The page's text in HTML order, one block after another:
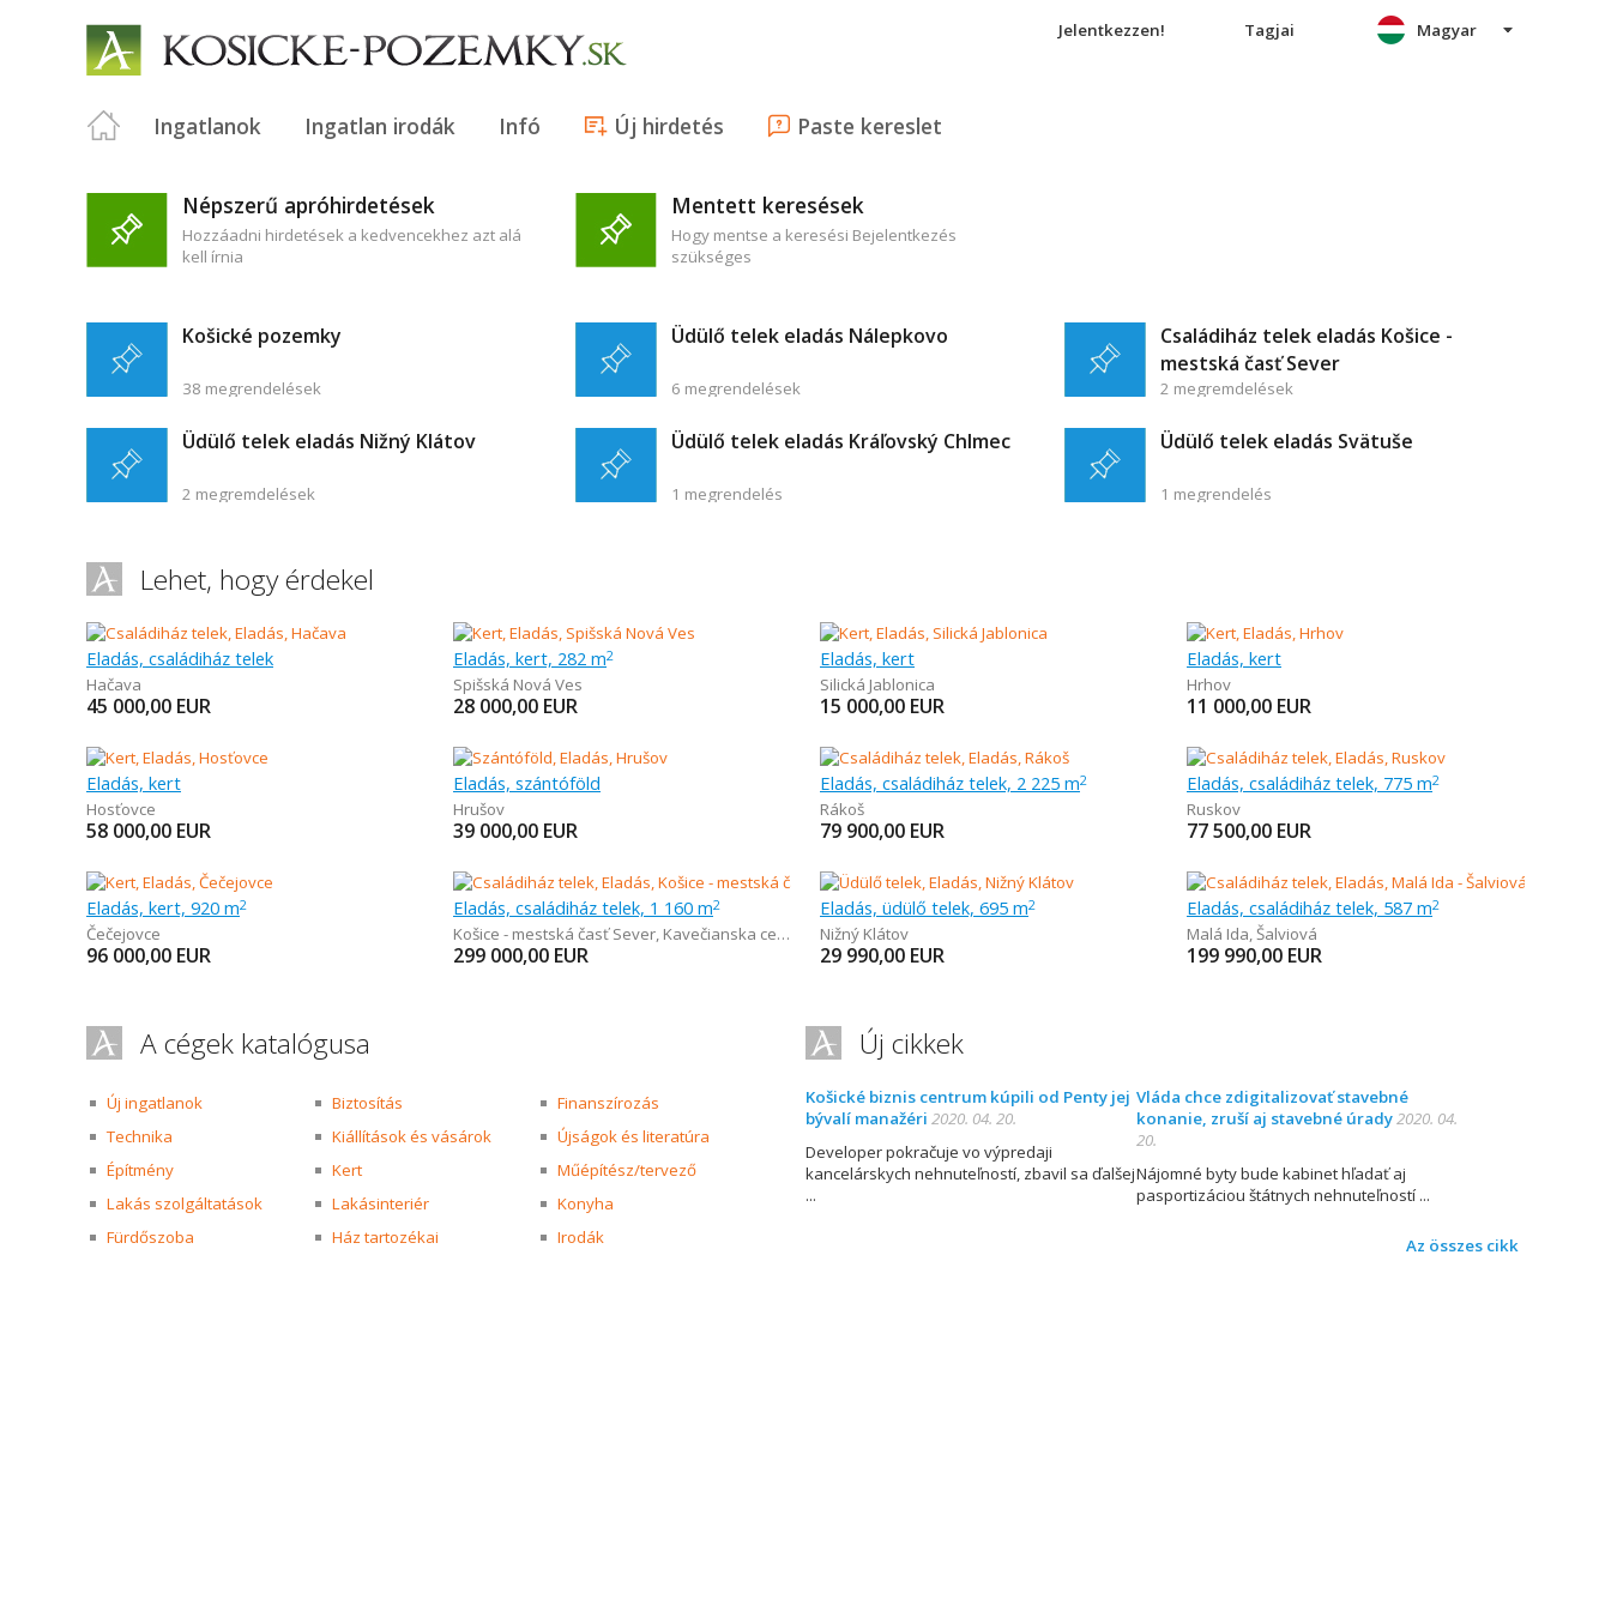
Jelentkezzen! Tagjai
Ingatlanok Ingatlan irodák Infó Új hirdetés Paste kereslet
Magyar
Népszerű apróhirdetések
Hozzáadni hirdetések a kedvencekhez azt alá
kell írnia
Mentett keresések
Hogy mentse a keresési Bejelentkezés
szükséges
Košické pozemky
38 megrendelések
Üdülő telek eladás Nálepkovo
6 megrendelések
Családiház telek eladás Košice -
mestská časť Sever
2 megremdelések
Üdülő telek eladás Nižný Klátov
2 megremdelések
Üdülő telek eladás Kráľovský Chlmec
1 megrendelés
Üdülő telek eladás Svätuše
1 megrendelés
Lehet, hogy érdekel
Eladás, családiház telek
Hačava
45 000,00 EUR
Eladás, kert, 282 m2
Spišská Nová Ves
28 000,00 EUR
Eladás, kert
Silická Jablonica
15 000,00 EUR
Eladás, kert
Hrhov
11 000,00 EUR
Eladás, kert
Hosťovce
58 000,00 EUR
Eladás, szántóföld
Hrušov
39 000,00 EUR
Eladás, családiház telek, 2 225 m2
Rákoš
79 900,00 EUR
Eladás, családiház telek, 775 m2
Ruskov
77 500,00 EUR
Eladás, kert, 920 m2
Čečejovce
96 000,00 EUR
Eladás, családiház telek, 1 160 m2
Košice - mestská časť Sever, Kavečianska cesta
299 000,00 EUR
Eladás, üdülő telek, 695 m2
Nižný Klátov
29 990,00 EUR
Eladás, családiház telek, 587 m2
Malá Ida,Šalviová
199 990,00 EUR
A cégek katalógusa
Új ingatlanok Biztosítás
Finanszírozás
Technika
Kiállítások és vásárok
Újságok és literatúra
Építmény
Kert
Műépítész/tervező
Lakás szolgáltatások
Lakásinteriér
Konyha
Fürdőszoba
Ház tartozékai Irodák
Új cikkek
Košické biznis centrum kúpili od Penty jej
bývalí manažéri 2020. 04. 20.
Developer pokračuje vo výpredaji
kancelárskych nehnuteľností, zbavil sa ďalšej
Vláda chce zdigitalizovať stavebné
konanie, zruší aj stavebné úrady2020. 04.
20.
Nájomné byty bude kabinet hľadať aj
pasportizáciou štátnych nehnuteľností
Az összes cikk